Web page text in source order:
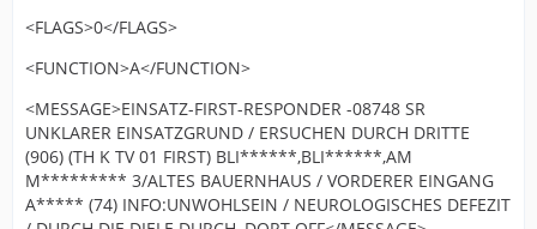
<FLAGS>0</FLAGS>
<FUNCTION>A</FUNCTION>
<MESSAGE>EINSATZ-FIRST-RESPONDER -08748 SR
UNKLARER EINSATZGRUND / ERSUCHEN DURCH DRITTE
(906) (TH K TV 01 FIRST) BLI******,BLI******,AM
M********* 3/ALTES BAUERNHAUS / VORDERER EINGANG
A***** (74) INFO:UNWOHLSEIN / NEUROLOGISCHES DEFEZIT